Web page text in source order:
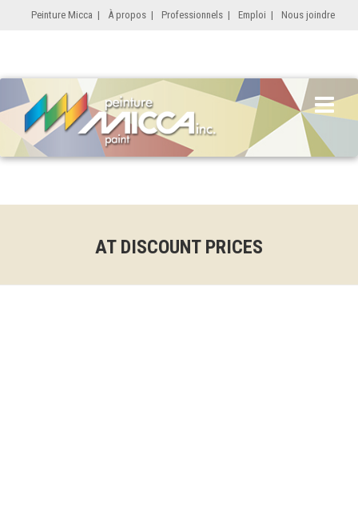
Peinture Micca | À propos | Professionnels | Emploi | Nous joindre
AT DISCOUNT PRICES